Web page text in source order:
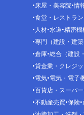
床屋・美容院 情
食堂・レストラン
人材 水道 精密機
専門（建設・建築
倉庫 総合（建設
貸金業・クレジ
電気 電気・電子
百貨店・スーパー
不動産売買 保険